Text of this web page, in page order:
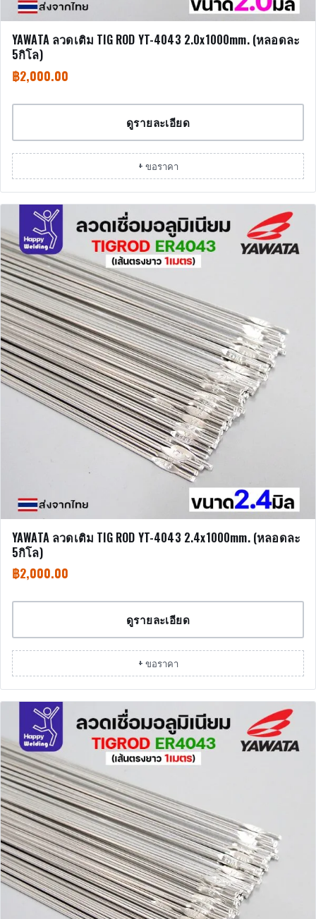
YAWATA ลวดเติม TIG ROD YT-4043 2.0x1000mm. (หลอดละ
5กิโล)
฿2,000.00
ดูรายละเอียด
+ ขอราคา
YAWATA ลวดเติม TIG ROD YT-4043 2.4x1000mm. (หลอดละ
5กิโล)
฿2,000.00
ดูรายละเอียด
+ ขอราคา